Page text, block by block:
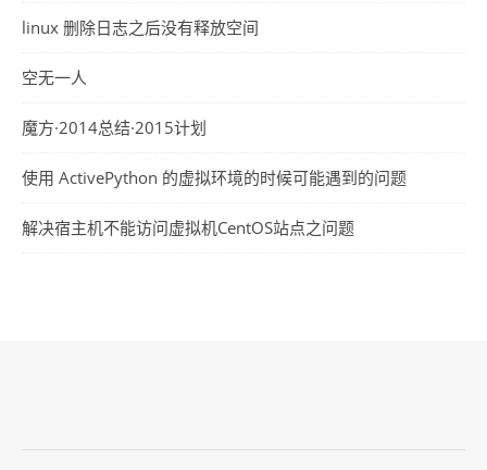
linux 删除日志之后没有释放空间
空无一人
魔方·2014总结·2015计划
使用 ActivePython 的虚拟环境的时候可能遇到的问题
解决宿主机不能访问虚拟机CentOS站点之问题